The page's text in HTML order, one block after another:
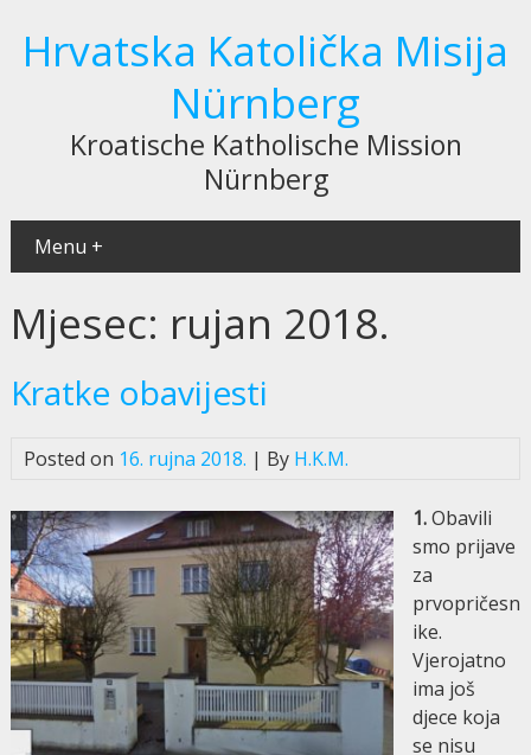
Hrvatska Katolička Misija
Nürnberg
Kroatische Katholische Mission
Nürnberg
Menu +
Mjesec: rujan 2018.
Kratke obavijesti
Posted on 16. rujna 2018. | By H.K.M.
1.Obavili
smo prijave
za
prvopričesn
ike.
Vjerojatno
ima još
djece koja
se nisu